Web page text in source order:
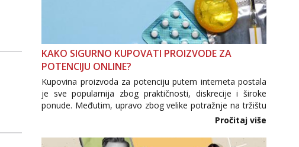
KAKO SIGURNO KUPOVATI PROIZVODE ZA
POTENCIJU ONLINE?
Kupovina proizvoda za potenciju putem interneta postala
je sve popularnija zbog praktičnosti, diskrecije i široke
ponude. Međutim, upravo zbog velike potražnje na tržištu
se pojavljuju i brojni krivotvoreni proizvodi, nepouzdane
internetske trgovine te proizvodi nepoznatog podrijetla. ...
Pročitaj više